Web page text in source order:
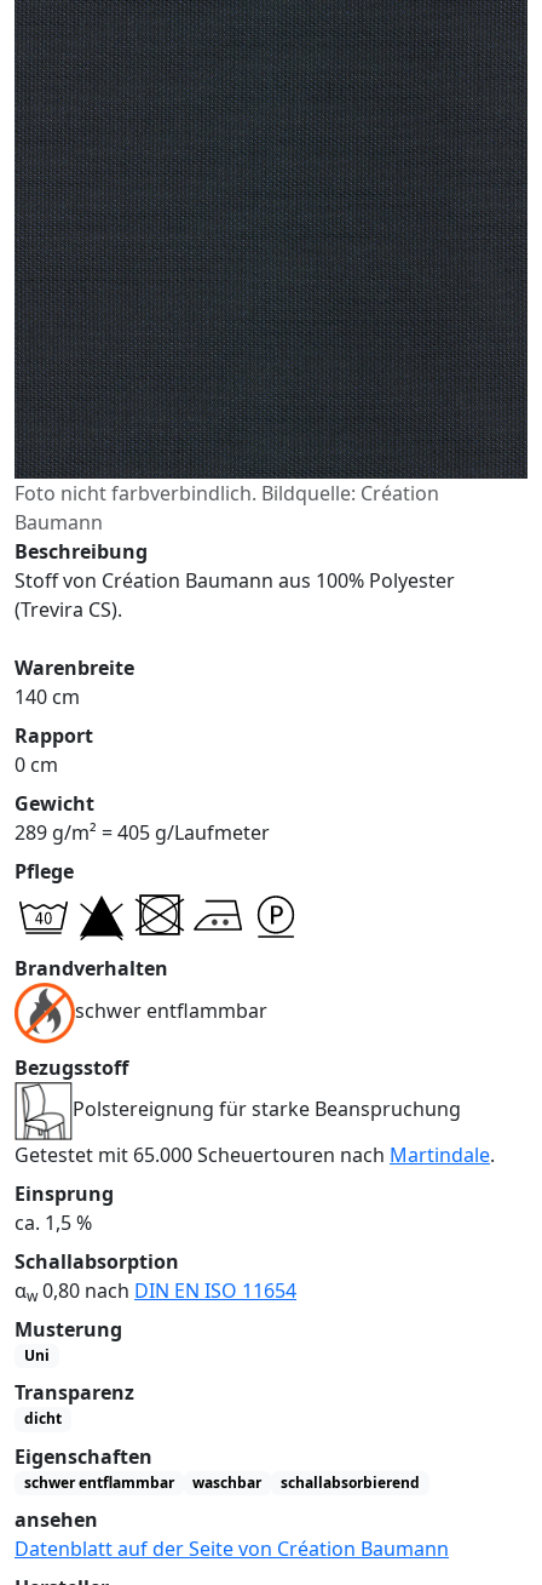
Foto nicht farbverbindlich. Bildquelle: Création
Baumann
Beschreibung
Stoff von Création Baumann aus 100% Polyester
(Trevira CS).
Warenbreite
140 cm
Rapport
0 cm
Gewicht
289 g/m² = 405 g/Laufmeter
Pflege
Brandverhalten
schwer entflammbar
Bezugsstoff
Polstereignung für starke Beanspruchung
Getestet mit 65.000 Scheuertouren nach Martindale.
Einsprung
ca. 1,5 %
Schallabsorption
αw0,80 nach DIN EN ISO 11654
Musterung
Uni
Transparenz
dicht
Eigenschaften
schwer entflammbar waschbar schallabsorbierend
ansehen
Datenblatt auf der Seite von Création Baumann